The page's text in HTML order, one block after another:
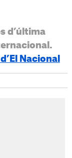
d’última
Nacional